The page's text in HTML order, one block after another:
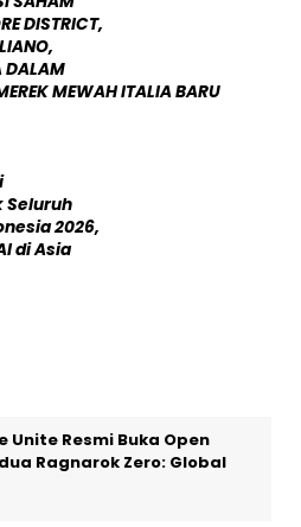
DISTRICT,
DALAM
MEWAH ITALIA BARU
Seluruh
2026,
di Asia
Unite Resmi Buka Open
Ragnarok Zero: Global